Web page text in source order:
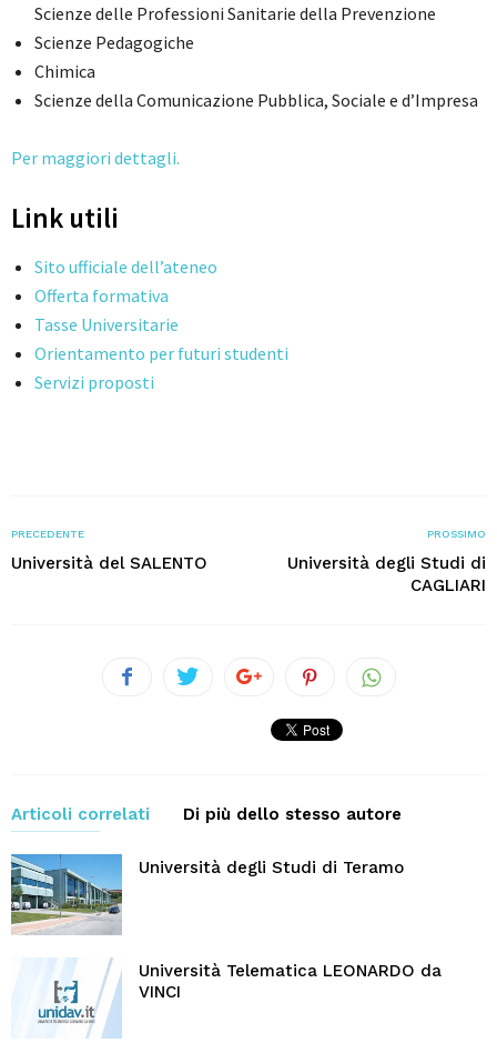
Scienze delle Professioni Sanitarie della Prevenzione
Scienze Pedagogiche
Chimica
Scienze della Comunicazione Pubblica, Sociale e d’Impresa
Per maggiori dettagli.
Link utili
Sito ufficiale dell’ateneo
Offerta formativa
Tasse Universitarie
Orientamento per futuri studenti
Servizi proposti
PRECEDENTE
Università del SALENTO
PROSSIMO
Università degli Studi di
CAGLIARI
Articoli correlati Di più dello stesso autore
Università degli Studi di Teramo
Università Telematica LEONARDO da
VINCI